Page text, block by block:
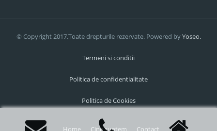
© Copyright 2017.Toate drepturile rezervate. Powered byYoseo.
Termeni si conditii
Politica de confidentialitate
Politica de Cookies
Home Cine suntem Contact